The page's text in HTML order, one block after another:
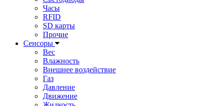
Часы
RFID
SD карты
Прочие
Сенсоры
Вес
Влажность
Внешнее воздействие
Газ
Давление
Движение